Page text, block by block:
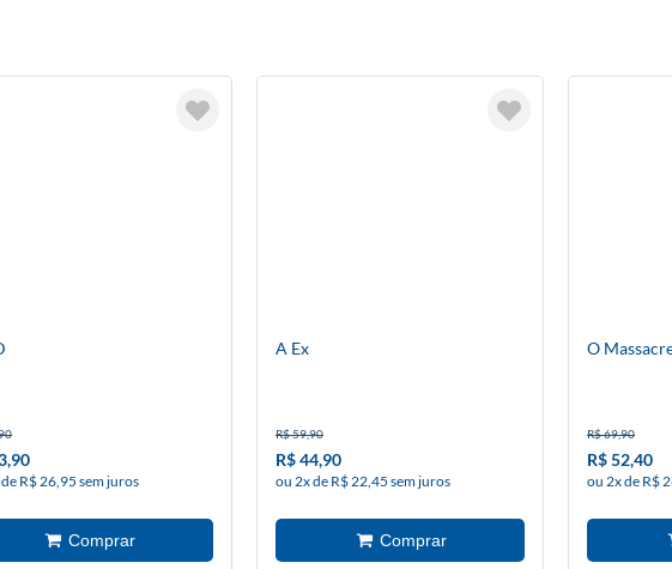
R$ 26,95 sem juros
A Ex
R$ 59,90
R$ 44,90
ou 2x de R$ 22,45 sem juros
O
R$ 69,90
R$ 52,40
ou 2x de R$